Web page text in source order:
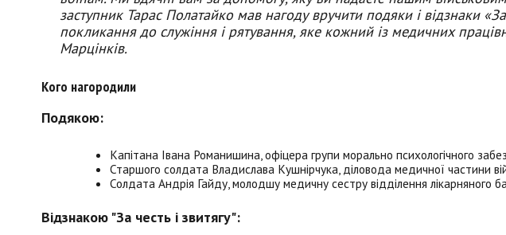
заступник Тарас Полатайко мав нагоду вручити подяки і відзнаки
покликання до служіння і рятування, яке кожний із медичних
Марцінків.
Кого нагородили
Подякою:
Капітана Івана Романишина, офіцера групи морально психологічного
Старшого солдата Владислава Кушнірчука, діловода медичної частини
Солдата Андрія Гайду, молодшу медичну сестру відділення лікарняного
Відзнакою "За честь і звитягу":